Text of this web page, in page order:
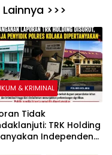
>>>
& KRIMINAL
Tidak
TRK Holding
Independensi